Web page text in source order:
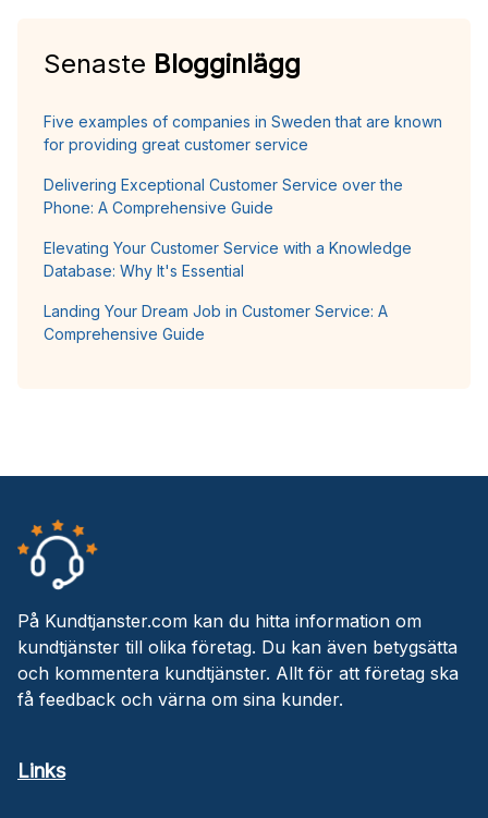
Senaste Blogginlägg
Five examples of companies in Sweden that are known
for providing great customer service
Delivering Exceptional Customer Service over the
Phone: A Comprehensive Guide
Elevating Your Customer Service with a Knowledge
Database: Why It's Essential
Landing Your Dream Job in Customer Service: A
Comprehensive Guide
På Kundtjanster.com kan du hitta information om
kundtjänster till olika företag. Du kan även betygsätta
och kommentera kundtjänster. Allt för att företag ska
få feedback och värna om sina kunder.
Links